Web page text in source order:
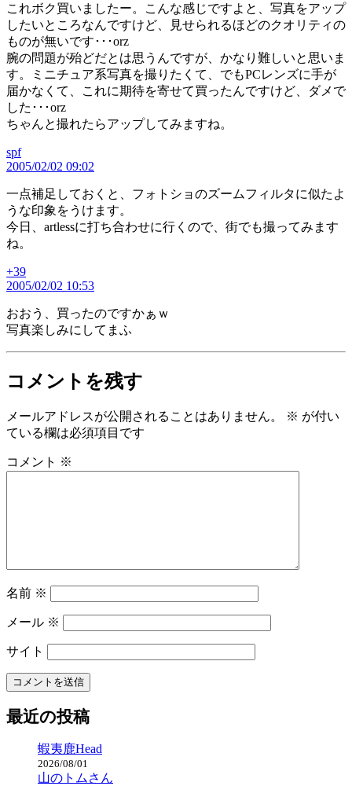
これボク買いましたー。こんな感じですよと、写真をアップ
したいところなんですけど、見せられるほどのクオリティの
ものが無いです･･･orz
腕の問題が殆どだとは思うんですが、かなり難しいと思いま
す。ミニチュア系写真を撮りたくて、でもPCレンズに手が
届かなくて、これに期待を寄せて買ったんですけど、ダメで
した･･･orz
ちゃんと撮れたらアップしてみますね。
spfの
発
言:
2005/02/02 09:02
一点補足しておくと、フォトショのズームフィルタに似たよ
うな印象をうけます。
今日、artlessに打ち合わせに行くので、街でも撮ってみます
ね。
+39の
発
2005/02/02 10:53
おおう、買ったのですかぁｗ
写真楽しみにしてまふ
コメントを残す
メールアドレスが公開されることはありません。 ※ が付い
ている欄は必須項目です
コメント ※
名前 ※
メール ※
サイト
最近の投稿
蝦夷鹿Head
2026/08/01
山のトムさん